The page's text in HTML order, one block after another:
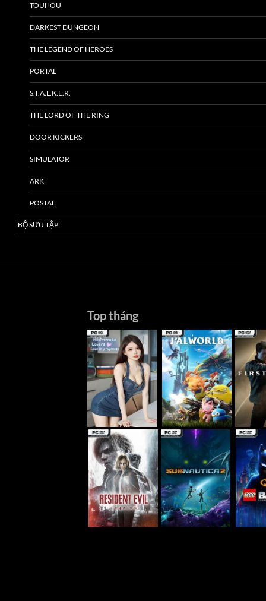
TOUHOU
DARKEST DUNGEON
THE LEGEND OF HEROES
PORTAL
S.T.A.L.K.E.R.
THE LORD OF THE RING
DOOR KICKERS
SIMULATOR
ARK
POSTAL
BỘ SƯU TẬP
Top tháng